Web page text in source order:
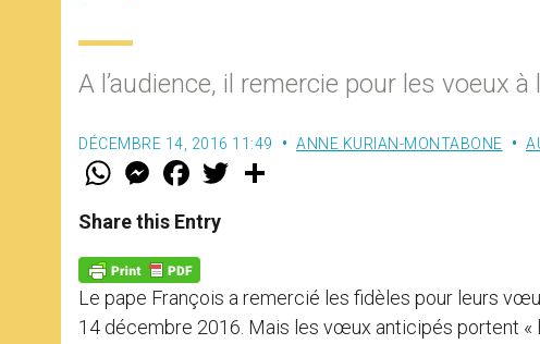
A l’audience, il remercie pour les voeux
DÉCEMBRE 14, 2016 11:49 ANNE KURIAN-MONTABONE
W
t
s
p
p
M
e
s
e
g
e
r
F
a
e
b
k
w
Share this Entry
Le pape François a remercié les fidèles pour leurs
14 décembre 2016. Mais les vœux anticipés portent «